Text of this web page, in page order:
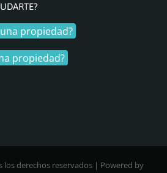
propiedad?
propiedad?
los derechos reservados | Powered by